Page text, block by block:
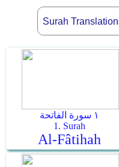
١ سورة الفاتحة
1. Surah
Al-Fâtihah